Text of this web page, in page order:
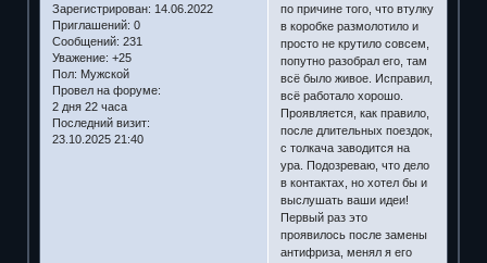
Зарегистрирован: 14.06.2022
Приглашений: 0
Сообщений: 231
Уважение: +25
Пол: Мужской
Провел на форуме:
2 дня 22 часа
Последний визит:
23.10.2025 21:40
по причине того, что втулку
в коробке размолотило и
просто не крутило совсем,
попутно разобрал его, там
всё было живое. Исправил,
всё работало хорошо.
Проявляется, как правило,
после длительных поездок,
с толкача заводится на
ура. Подозреваю, что дело
в контактах, но хотел бы и
выслушать ваши идеи!
Первый раз это
проявилось после замены
антифриза, менял я его